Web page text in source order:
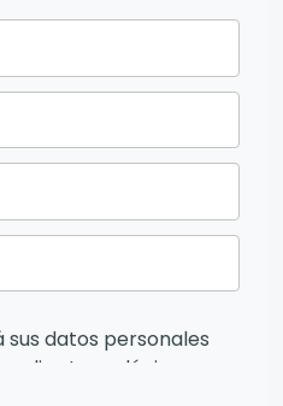
datos personales
tecnológicos,